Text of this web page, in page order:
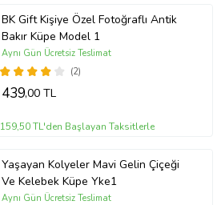
BK Gift Kişiye Özel Fotoğraflı Antik
Bakır Küpe Model 1
(2)
Aynı Gün Ücretsiz Teslimat
439,00 TL
159,50 TL'den Başlayan Taksitlerle
Yaşayan Kolyeler Mavi Gelin Çiçeği
Ve Kelebek Küpe Yke1
Aynı Gün Ücretsiz Teslimat